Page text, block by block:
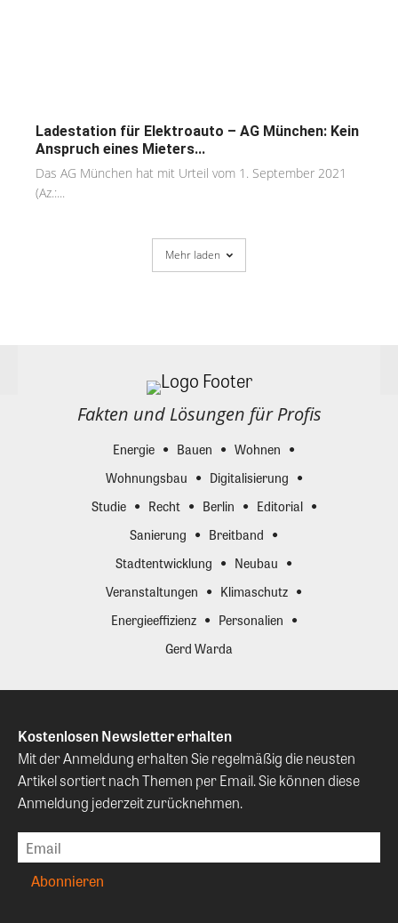
Ladestation für Elektroauto – AG München: Kein
Anspruch eines Mieters...
Das AG München hat mit Urteil vom 1. September 2021
(Az.:...
Mehr laden
Fakten und Lösungen für Profis
Energie Bauen
Wohnen
Wohnungsbau
Digitalisierung
Studie
Recht Berlin
Editorial
Sanierung
Breitband
Stadtentwicklung
Neubau
Veranstaltungen
Klimaschutz
Energieeffizienz
Personalien
Gerd Warda
Kostenlosen Newsletter erhalten
Mit der Anmeldung erhalten Sie regelmäßig die neusten
Artikel sortiert nach Themen per Email. Sie können diese
Anmeldung jederzeit zurücknehmen.